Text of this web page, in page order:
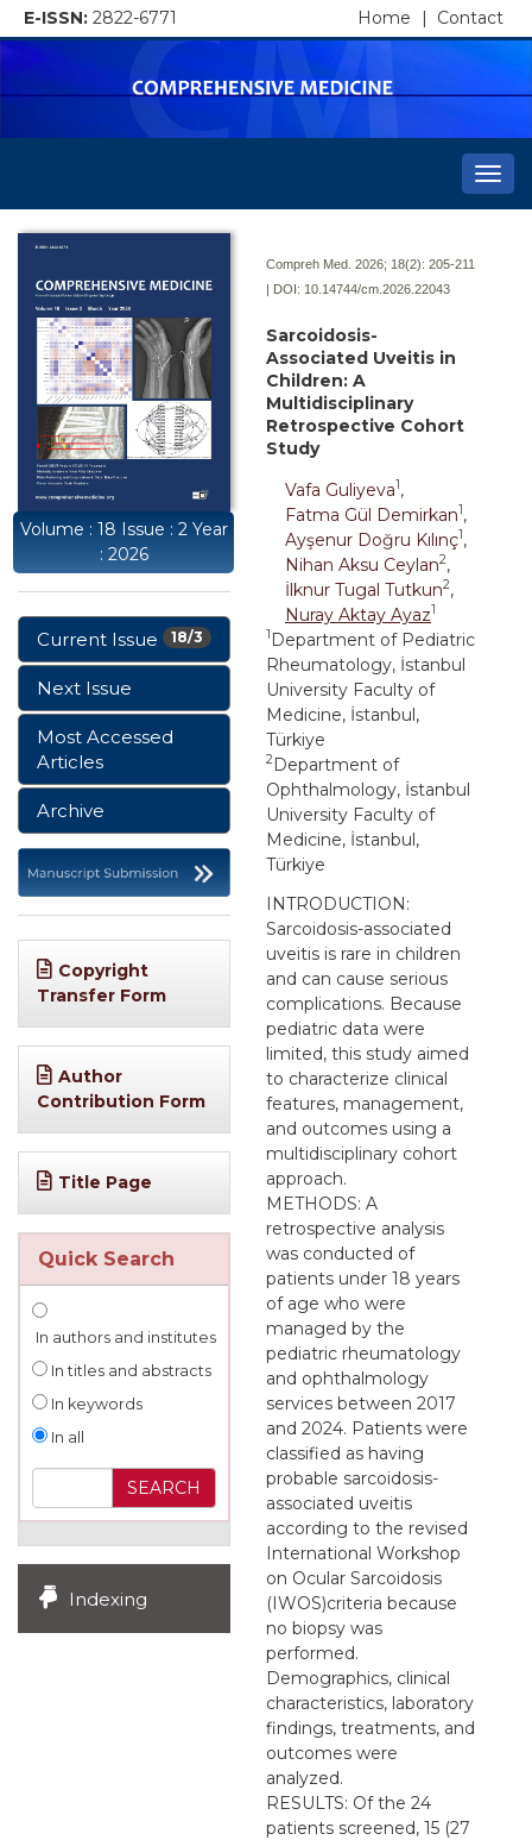
E-ISSN: 2822-6771 Contact
Home |
Volume : 18 Issue : 2 Year
: 2026
18/3
Current Issue
Next Issue
Most Accessed
Articles
Archive
Copyright
Transfer Form
Author
Contribution Form
Title Page
Quick Search
In authors and institutes
In titles and abstracts
In keywords
In all
Indexing
Compreh Med. 2026; 18(2): 205-211
| DOI: 10.14744/cm.2026.22043
Sarcoidosis-
Associated Uveitis in
Children: A
Multidisciplinary
Retrospective Cohort
Study
Vafa Guliyeva1,
Fatma Gül Demirkan1,
Ayşenur Doğru Kılınç1,
Nihan Aksu Ceylan2,
İlknur Tugal Tutkun2,
Nuray Aktay Ayaz1
1 Department of Pediatric
Rheumatology, İstanbul
University Faculty of
Medicine, İstanbul,
Türkiye
2Department of
Ophthalmology, İstanbul
University Faculty of
Medicine, İstanbul,
Türkiye
INTRODUCTION:
Sarcoidosis-associated
uveitis is rare in children
and can cause serious
complications. Because
pediatric data were
limited, this study aimed
to characterize clinical
features, management,
and outcomes using a
multidisciplinary cohort
approach.
METHODS: A
retrospective analysis
was conducted of
patients under 18 years
of age who were
managed by the
pediatric rheumatology
and ophthalmology
services between 2017
and 2024. Patients were
classified as having
probable sarcoidosis-
associated uveitis
according to the revised
International Workshop
on Ocular Sarcoidosis
(IWOS)criteria because
no biopsy was
performed.
Demographics, clinical
characteristics, laboratory
findings, treatments, and
outcomes were
analyzed.
RESULTS: Of the 24
patients screened, 15 (27